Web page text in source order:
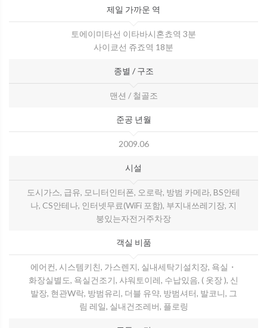
제일 가까운 역
토에이미타선 이타바시혼쵸역 3분
사이쿄선 쥬죠역 18분
종별 / 구조
맨션 / 철골조
준공 년월
2009.06
시설
도시가스, 급유, 모니터인터폰, 오로락, 방범 카메라, BS안테
나, CS안테나, 인터넷무료(WiFi 포함), 부지내쓰레기장, 지
붕있는자전거주차장
객실 비품
에어컨, 시스템키친, 가스렌지, 실내세탁기설치장, 욕실・
화장실별도, 욕실건조기, 샤워토이레, 수납있음, ( 옷장 ), 신
발장, 현관W락, 방범유리, 더블 유약, 방범셔터, 발코니, 그
림 레일, 실내건조레버, 플로링